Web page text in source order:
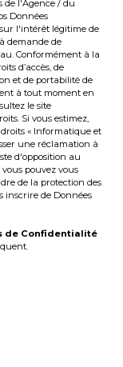
de l'Agence / du
Données
l'intérêt légitime de
demande de
Conformément à la
d’accès, de
et de portabilité de
à tout moment en
le site
Si vous estimez,
« Informatique et
une réclamation à
d'opposition au
pouvez vous
de la protection des
inscrire de Données
de Confidentialité